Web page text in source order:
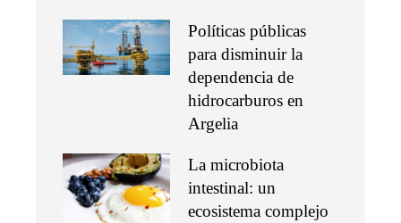
Políticas públicas
para disminuir la
dependencia de
hidrocarburos en
Argelia
La microbiota
intestinal: un
ecosistema complejo